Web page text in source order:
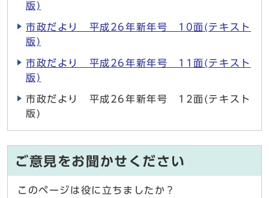
版)
市政だより 平成26年新年号 10面(テキスト
版)
市政だより 平成26年新年号 11面(テキスト
版)
市政だより 平成26年新年号 12面(テキスト
版)
ご意見をお聞かせください
このページは役に立ちましたか？